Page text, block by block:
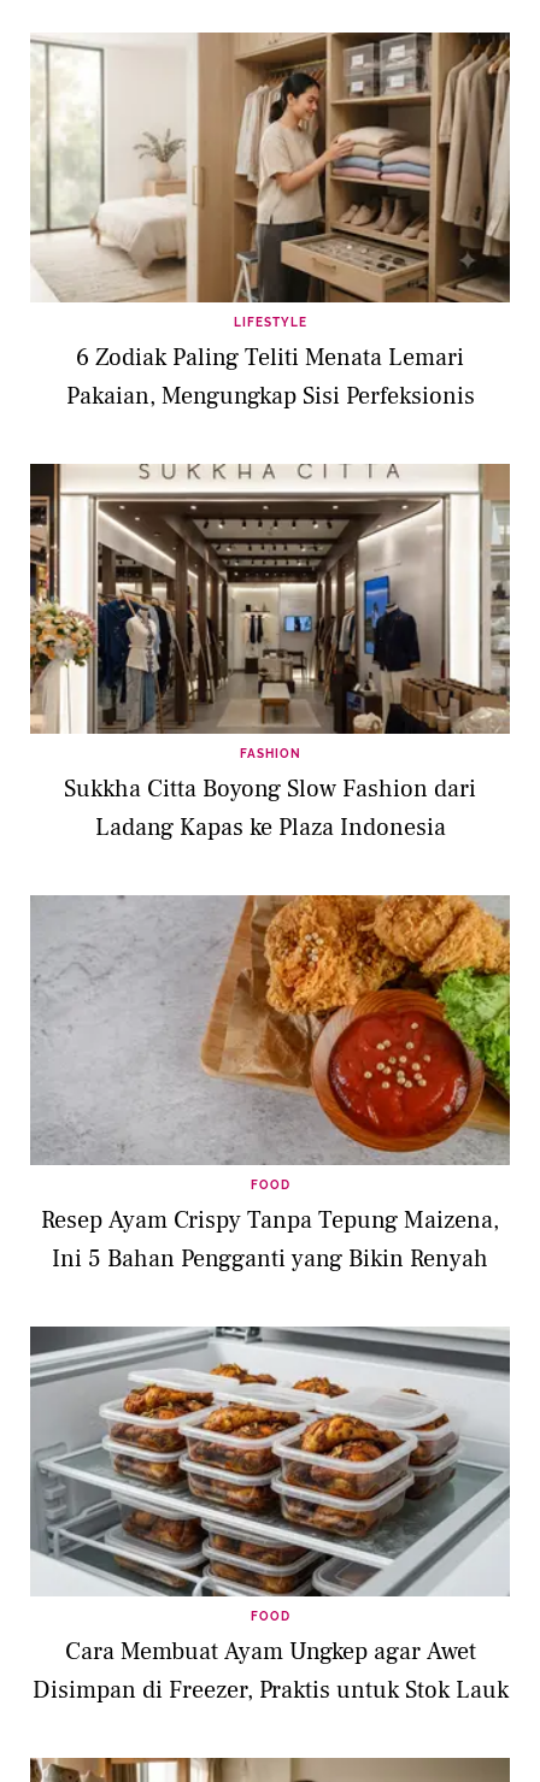
LIFESTYLE
6 Zodiak Paling Teliti Menata Lemari
Pakaian, Mengungkap Sisi Perfeksionis
FASHION
Sukkha Citta Boyong Slow Fashion dari
Ladang Kapas ke Plaza Indonesia
FOOD
Resep Ayam Crispy Tanpa Tepung Maizena,
Ini 5 Bahan Pengganti yang Bikin Renyah
FOOD
Cara Membuat Ayam Ungkep agar Awet
Disimpan di Freezer, Praktis untuk Stok Lauk